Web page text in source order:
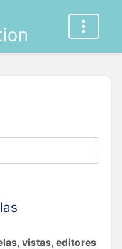
vistas, editores